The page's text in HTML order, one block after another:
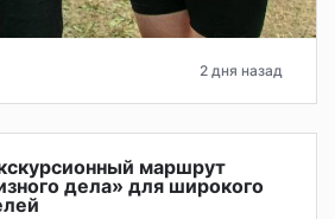
2 дня назад
маршрут
дела» для широкого